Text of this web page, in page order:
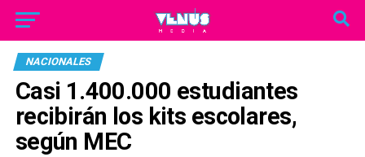
NACIONALES
Casi 1.400.000 estudiantes
recibirán los kits escolares,
según MEC